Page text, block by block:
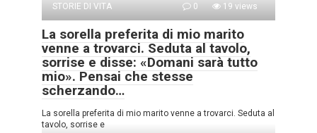
STORIE DI VITA
0 19 views
La sorella preferita di mio marito
venne a trovarci. Seduta al tavolo,
sorrise e disse: «Domani sarà tutto
mio». Pensai che stesse
scherzando…
La sorella preferita di mio marito venne a trovarci. Seduta al
tavolo, sorrise e